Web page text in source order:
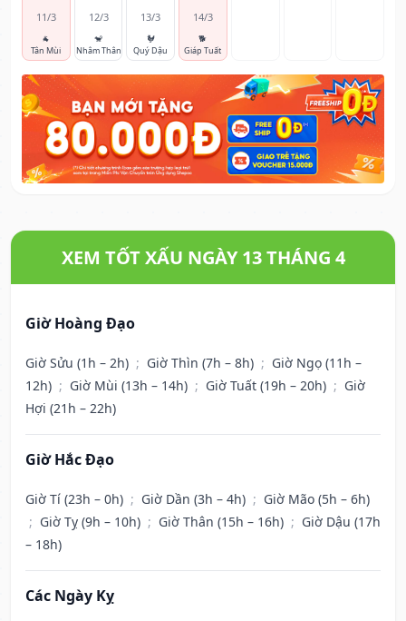
11/3
🐐
Tân Mùi
12/3
🐒
Nhâm Thân
13/3
🐓
Quý Dậu
14/3
🐕
Giáp Tuất
XEM TỐT XẤU NGÀY 13 THÁNG 4
Giờ Hoàng Đạo
Giờ Sửu (1h – 2h) ; Giờ Thìn (7h – 8h) ; Giờ Ngọ (11h –
12h) ; Giờ Mùi (13h – 14h) ; Giờ Tuất (19h – 20h) ; Giờ
Hợi (21h – 22h)
Giờ Hắc Đạo
Giờ Tí (23h – 0h) ; Giờ Dần (3h – 4h) ; Giờ Mão (5h – 6h)
; Giờ Tỵ (9h – 10h) ; Giờ Thân (15h – 16h) ; Giờ Dậu (17h
– 18h)
Các Ngày Kỵ